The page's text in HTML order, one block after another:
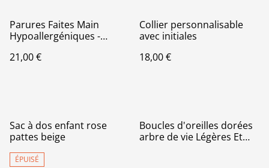
Parures Faites Main
Hypoallergéniques -
d'oreilles clous dorés et
21,00 €
Collier personnalisable
avec initiales
18,00 €
Sac à dos enfant rose
pattes beige
ÉPUISÉ
Boucles d'oreilles dorées
arbre de vie Légères Et